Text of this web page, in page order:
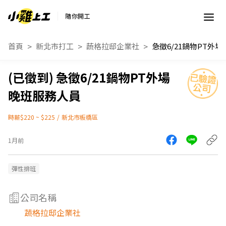
隨你開工
首頁 新北市打工 蔬格拉邸企業社
急徵6/21鍋物PT外場
晚班服務人員
時薪$220 ~ $225 / 新北市板橋區
1月前
彈性排班
公司名稱
蔬格拉邸企業社